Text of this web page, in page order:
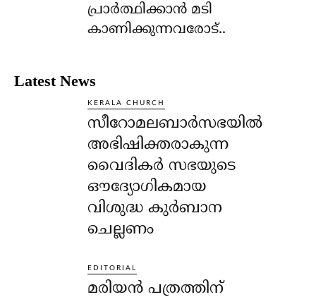
പ്രാര്‍ത്ഥിക്കാന്‍ മടി
കാണിക്കുന്നവരോട്..
Latest News
KERALA CHURCH
സീറോമലബാർസഭയിൽ
അഭിഷിക്തരാകുന്ന
വൈദികർ സഭയുടെ
ഔദ്യോഗികമായ
വിശുദ്ധ കുർബാന
ചെല്ലണം
EDITORIAL
മരിയൻ പത്രത്തിന്